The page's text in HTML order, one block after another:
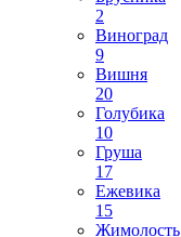
2
Виноград
9
Вишня
20
Голубика
10
Груша
17
Ежевика
15
Жимолость